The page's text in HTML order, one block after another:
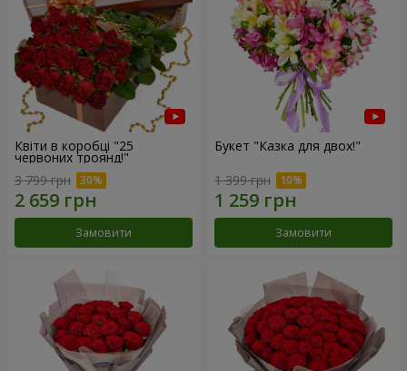
Квіти в коробці "25
червоних троянд!"
3 799 грн
Замовити
Букет "Казка для двох!"
1 399 грн
Замовити